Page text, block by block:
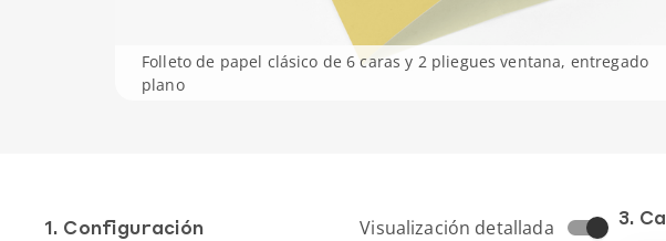
Folleto de papel clásico de 6 caras y 2 pliegues ventana, entregado
plano
1. Conf­iguración Visualización detallada 3.